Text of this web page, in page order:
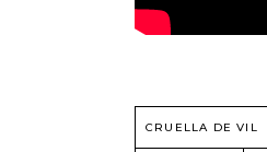
CRUELLA DE VIL